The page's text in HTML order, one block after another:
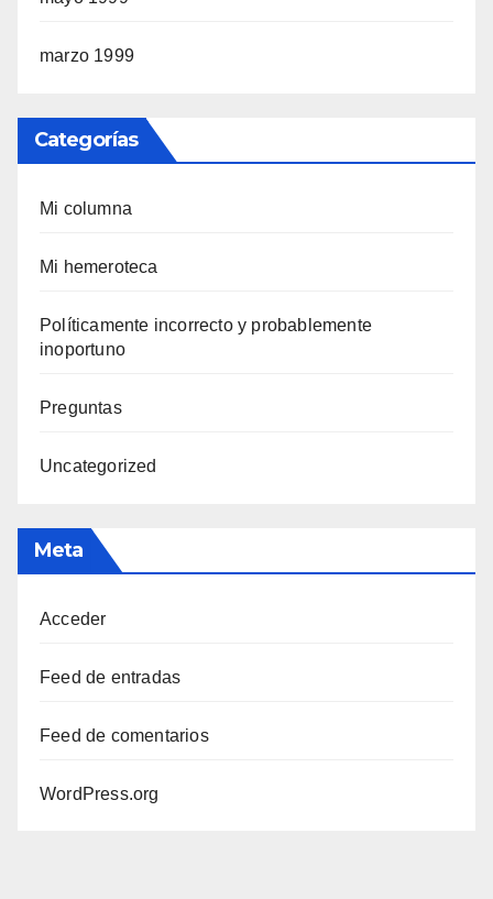
marzo 1999
Categorías
Mi columna
Mi hemeroteca
Polí­ticamente incorrecto y probablemente
inoportuno
Preguntas
Uncategorized
Meta
Acceder
Feed de entradas
Feed de comentarios
WordPress.org